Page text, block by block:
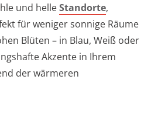
und helleStandorte,
für weniger sonnige Räume
Blüten – in Blau, Weiß oder
Akzente in Ihrem
der wärmeren